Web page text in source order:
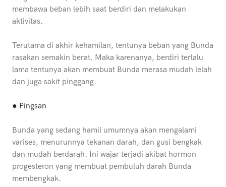
membawa beban lebih saat berdiri dan melakukan
aktivitas.
Terutama di akhir kehamilan, tentunya beban yang Bunda
rasakan semakin berat. Maka karenanya, berdiri terlalu
lama tentunya akan membuat Bunda merasa mudah lelah
dan juga sakit pinggang.
● Pingsan
Bunda yang sedang hamil umumnya akan mengalami
varises, menurunnya tekanan darah, dan gusi bengkak
dan mudah berdarah. Ini wajar terjadi akibat hormon
progesteron yang membuat pembuluh darah Bunda
membengkak.